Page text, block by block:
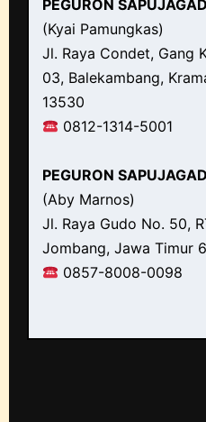
PEGURON
(Kyai Pamungkas)
Jl. Raya Condet, Gang
03, Balekambang,
13530
0812-1314-5001
PEGURON
(Aby Marnos)
Jl. Raya Gudo No. 50,
Jombang, Jawa Timur
0857-8008-0098